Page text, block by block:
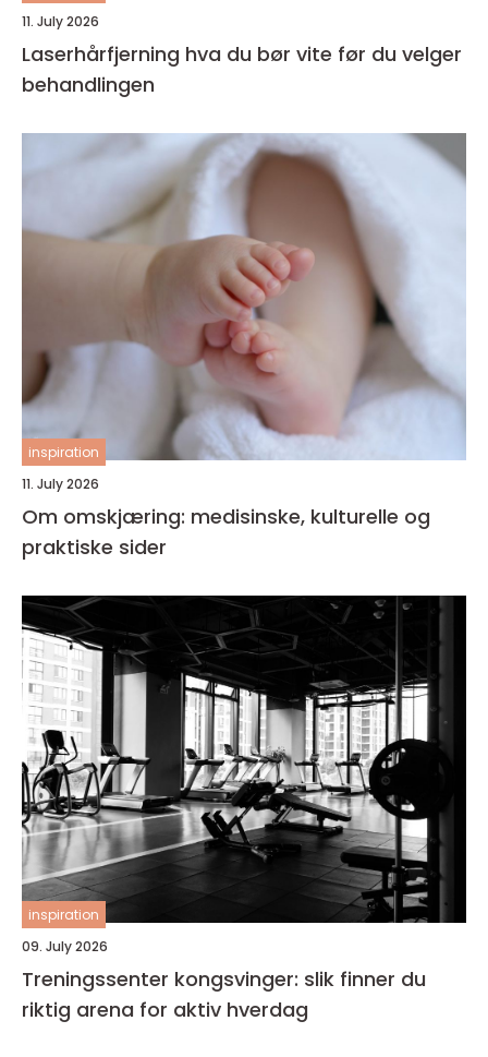
11. July 2026
Laserhårfjerning hva du bør vite før du velger
behandlingen
inspiration
11. July 2026
Om omskjæring: medisinske, kulturelle og
praktiske sider
inspiration
09. July 2026
Treningssenter kongsvinger: slik finner du
riktig arena for aktiv hverdag